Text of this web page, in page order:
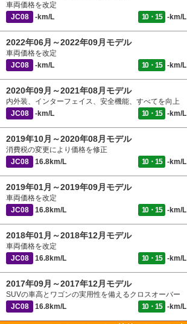
車両価格を改定
JC08
-km/L 10・15 -km/L
2022年06月～2022年09月モデル
車両価格を改定
JC08
-km/L 10・15 -km/L
2020年09月～2021年08月モデル
内外装、インターフェイス、安全機能、すべてを向上
JC08
-km/L 10・15 -km/L
2019年10月～2020年08月モデル
消費税の変更により価格を修正
JC08
16.8km/L 10・15 -km/L
2019年01月～2019年09月モデル
車両価格を改定
JC08
16.8km/L 10・15 -km/L
2018年01月～2018年12月モデル
車両価格を改定
JC08
16.8km/L 10・15 -km/L
2017年09月～2017年12月モデル
SUVの車高とワゴンの実用性を備えるクロスオーバー
JC08
16.8km/L 10・15 -km/L